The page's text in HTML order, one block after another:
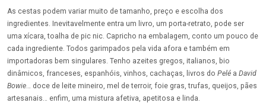
As cestas podem variar muito de tamanho, preço e escolha dos
ingredientes. Inevitavelmente entra um livro, um porta-retrato, pode ser
uma xícara, toalha de pic nic. Capricho na embalagem, conto um pouco de
cada ingrediente. Todos garimpados pela vida afora e também em
importadoras bem singulares. Tenho azeites gregos, italianos, bio
dinâmicos, franceses, espanhóis, vinhos, cachaças, livros do Pelé a David
Bowie… doce de leite mineiro, mel de terroir, foie gras, trufas, queijos, pães
artesanais… enfim, uma mistura afetiva, apetitosa e linda.